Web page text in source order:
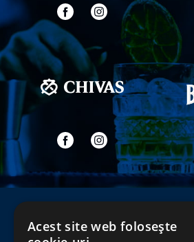
Acest site web folosește